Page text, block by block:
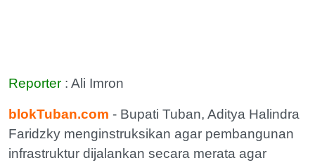
Reporter : Ali Imron
blokTuban.com - Bupati Tuban, Aditya Halindra
Faridzky menginstruksikan agar pembangunan
infrastruktur dijalankan secara merata agar